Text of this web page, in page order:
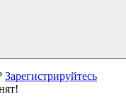
Зарегистрируйтесь